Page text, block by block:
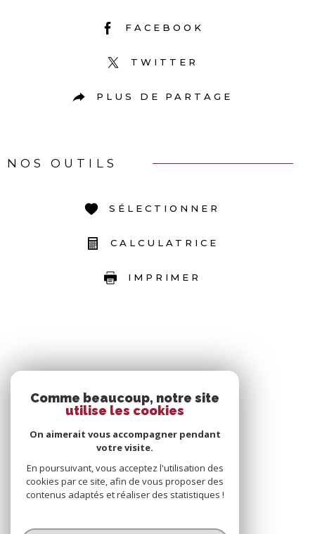
FACEBOOK
TWITTER
PLUS DE PARTAGE
NOS OUTILS
SÉLECTIONNER
CALCULATRICE
IMPRIMER
Comme beaucoup, notre site
utilise les cookies
On aimerait vous accompagner pendant
votre visite.
En poursuivant, vous acceptez l'utilisation des
cookies par ce site, afin de vous proposer des
contenus adaptés et réaliser des statistiques !